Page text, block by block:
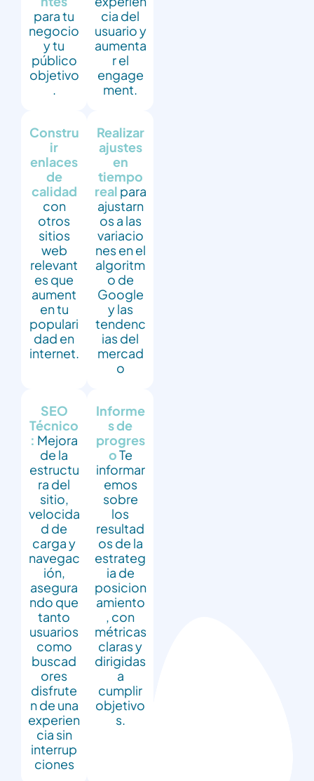
para tu
negocio
y tu
público
objetivo
.
cia del
usuario y
aumenta
r el
engage
ment.
Constru
ir
enlaces
de
calidad
con
otros
sitios
web
relevant
es que
aument
en tu
populari
dad en
internet.
Realizar
ajustes
en
tiempo
real para
ajustarn
os a las
variacio
nes en el
algoritm
o de
Google
y las
tendenc
ias del
mercad
o
SEO
Técnico
: Mejora
de la
estructu
ra del
sitio,
velocida
d de
carga y
navegac
ión,
asegura
ndo que
tanto
usuarios
como
buscad
ores
disfrute
n de una
experien
cia sin
interrup
ciones
Informe
s de
progres
oTe
informar
emos
sobre
los
resultad
os de la
estrateg
ia de
posicion
amiento
, con
métricas
claras y
dirigidas
a
cumplir
objetivo
s.